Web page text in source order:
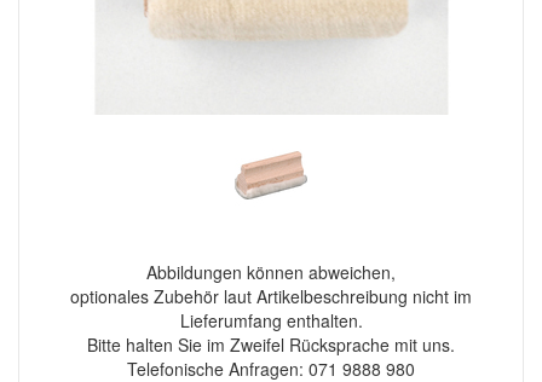
Abbildungen können abweichen,
optionales Zubehör laut Artikelbeschreibung nicht im
Lieferumfang enthalten.
Bitte halten Sie im Zweifel Rücksprache mit uns.
Telefonische Anfragen: 071 9888 980